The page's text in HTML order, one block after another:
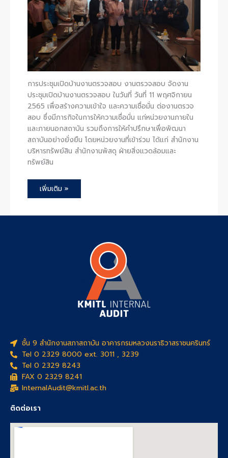
การประชุมเปิดบ้านงานตรวจสอบ งานตรวจสอบ จัดงาน
ประชุมเปิดบ้านงานตรวจสอบ ในวันที่ วันที่ 11 พฤศจิกายน
2565 เพื่อสร้างความเข้าใจ และความเชื่อมั่น ต่องานตรวจ
สอบ ซึ่งมีภารกิจในการให้ความเชื่อมั่น แก่หน่วยงานภายใน
และภายนอกสถาบัน รวมถึงการให้คำปรึกษาเพื่อพัฒนา
สถาบันอย่างยั่งยืน โดยหน่วยงานที่เข้าร่วม ได้แก่ สำนักงาน
บริหารทรัพย์สิน สำนักงานพัสดุ ฝ่ายสิ่งแวดล้อมและ
ทรัพย์สิน
เพิ่มเติม »
ชั้น 9 สำนักงานสภาสถาบัน อาคารกรมหลวงนราธิวาสราชนครินทร์
Tel 0 2329 8000 ext. 3011 , 3239
Tel 0 2329 8243
FAX 0 2329 8241
InternalAudit@kmitl.ac.th
ติดต่อเรา